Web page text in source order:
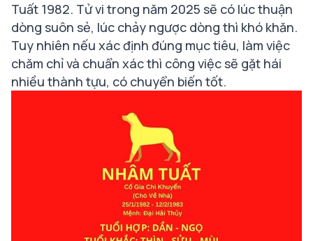
Tuất 1982. Tử vi trong năm 2025 sẽ có lúc thuận
dòng suôn sẻ, lúc chảy ngược dòng thì khó khăn.
Tuy nhiên nếu xác định đúng mục tiêu, làm việc
chăm chỉ và chuẩn xác thì công việc sẽ gặt hái
nhiều thành tựu, có chuyển biến tốt.